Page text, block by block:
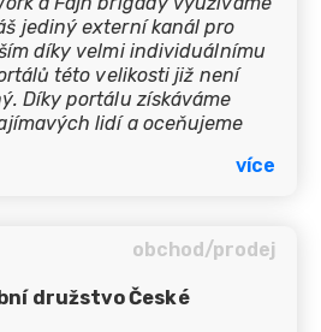
jediný externí kanál pro
díky velmi individuálnímu
této velikosti již není
Díky portálu získáváme
lidí a oceňujeme
více
obchod/prodej
družstvo České